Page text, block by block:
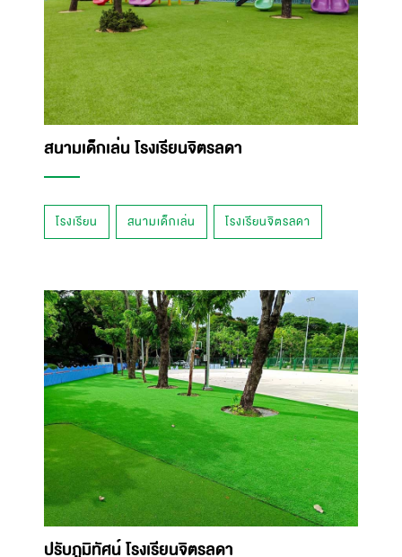
สนามเด็กเล่น โรงเรียนจิตรลดา
โรงเรียน สนามเด็กเล่น โรงเรียนจิตรลดา
ปรับภูมิทัศน์ โรงเรียนจิตรลดา